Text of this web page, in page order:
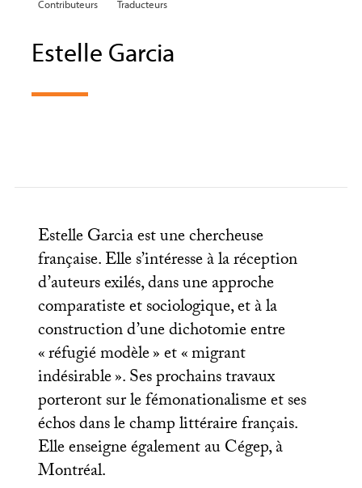
Contributeurs Traducteurs
Estelle Garcia
Estelle Garcia est une chercheuse
française. Elle s’intéresse à la réception
d’auteurs exilés, dans une approche
comparatiste et sociologique, et à la
construction d’une dichotomie entre
«réfugié modèle» et «migrant
indésirable». Ses prochains travaux
porteront sur le fémonationalisme et ses
échos dans le champ littéraire français.
Elle enseigne également au Cégep, à
Montréal.